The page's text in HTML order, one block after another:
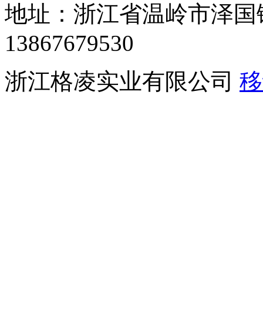
地址：浙江省温岭市泽
13867679530
浙江格凌实业有限公司